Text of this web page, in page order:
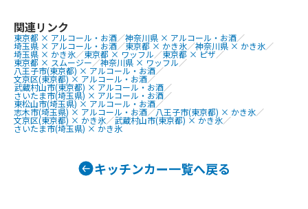
焼肉丼、大阪
美人カステラ
しパイン、な
関連リンク
東京都 × アルコール・お酒／神奈川県 × アルコール・お酒／
埼玉県 × アルコール・お酒／東京都 × かき氷／神奈川県 × かき氷／
埼玉県 × かき氷／東京都 × ワッフル／東京都 × ピザ／
東京都 × スムージー／神奈川県 × ワッフル／
八王子市(東京都) × アルコール・お酒／
文京区(東京都) × アルコール・お酒／
武蔵村山市(東京都) × アルコール・お酒／
さいたま市(埼玉県) × アルコール・お酒／
東松山市(埼玉県) × アルコール・お酒／
志木市(埼玉県) × アルコール・お酒／八王子市(東京都) × かき氷／
文京区(東京都) × かき氷／武蔵村山市(東京都) × かき氷／
さいたま市(埼玉県) × かき氷
キッチンカー一覧へ戻る